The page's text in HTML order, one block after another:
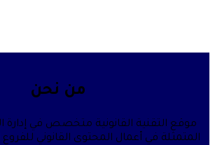
القانونية متخصص في إدارة المشاريع
أعمال المحتوى القانوني للفروع الإلكترونية